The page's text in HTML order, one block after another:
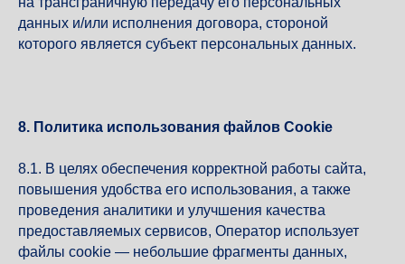
данных и/или исполнения договора, стороной
которого является субъект персональных данных.
8. Политика использования файлов Cookie
8.1. В целях обеспечения корректной работы сайта,
повышения удобства его использования, а также
проведения аналитики и улучшения качества
предоставляемых сервисов, Оператор использует
файлы cookie — небольшие фрагменты данных,